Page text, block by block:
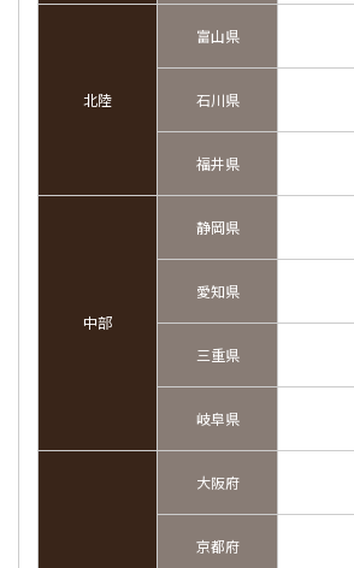
北陸
富山県
石川県
福井県
中部
静岡県
愛知県
三重県
岐阜県
大阪府
京都府